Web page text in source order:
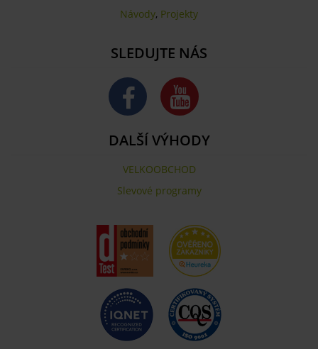
Návody, Projekty
SLEDUJTE NÁS
DALŠÍ VÝHODY
VELKOOBCHOD
Slevové programy